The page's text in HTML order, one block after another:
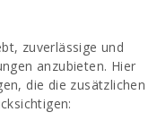
zuverlässige und
anzubieten. Hier
die die zusätzlichen